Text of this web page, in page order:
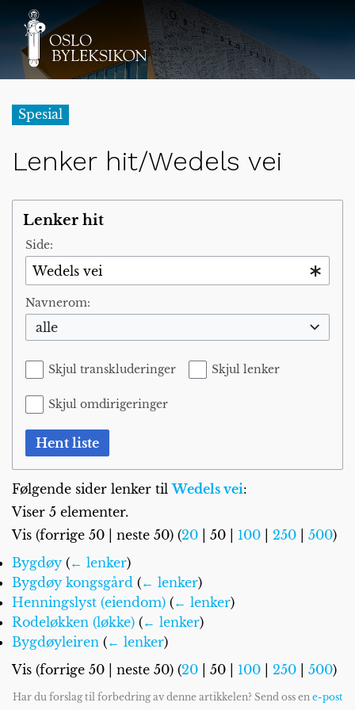
Spesial
Lenker hit/Wedels vei
Lenker hit
Side:
Navnerom:
alle
Skjul transkluderinger Skjul lenker
Skjul omdirigeringer
Hent liste
Følgende sider lenker tilWedels vei:
Viser 5 elementer.
Vis (forrige 50 neste 50) (20 50 100 250 500)
Bygdøy (← lenker)
Bygdøy kongsgård (← lenker)
Henningslyst (eiendom) (← lenker)
Rodeløkken (løkke) (← lenker)
Bygdøyleiren (← lenker)
Vis (forrige 50 neste 50) (20 50 100 250 500)
Har du forslag til forbedring av denne artikkelen? Send oss en e-post